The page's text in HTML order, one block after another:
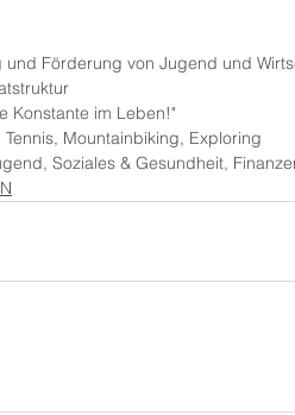
und Förderung von Jugend und
Konstante im Leben!"
Mountainbiking, Exploring
Soziales & Gesundheit,